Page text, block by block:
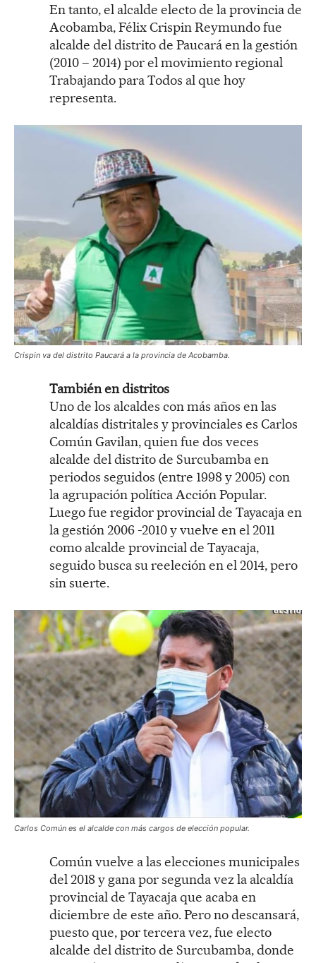
En tanto, el alcalde electo de la provincia de
Acobamba, Félix Crispin Reymundo fue
alcalde del distrito de Paucará en la gestión
(2010 – 2014) por el movimiento regional
Trabajando para Todos al que hoy
representa.
Crispin va del distrito Paucará a la provincia de Acobamba.
También en distritos
Uno de los alcaldes con más años en las
alcaldías distritales y provinciales es Carlos
Común Gavilan, quien fue dos veces
alcalde del distrito de Surcubamba en
periodos seguidos (entre 1998 y 2005) con
la agrupación política Acción Popular.
Luego fue regidor provincial de Tayacaja en
la gestión 2006 -2010 y vuelve en el 2011
como alcalde provincial de Tayacaja,
seguido busca su reeleción en el 2014, pero
sin suerte.
Carlos Común es el alcalde con más cargos de elección popular.
Común vuelve a las elecciones municipales
del 2018 y gana por segunda vez la alcaldía
provincial de Tayacaja que acaba en
diciembre de este año. Pero no descansará,
puesto que, por tercera vez, fue electo
alcalde del distrito de Surcubamba, donde